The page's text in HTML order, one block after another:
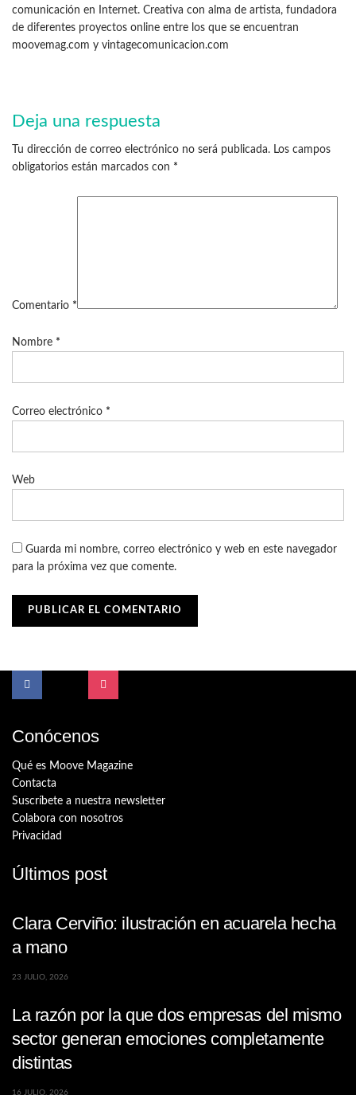
comunicación en Internet. Creativa con alma de artista, fundadora
de diferentes proyectos online entre los que se encuentran
moovemag.com y vintagecomunicacion.com
Deja una respuesta
Tu dirección de correo electrónico no será publicada. Los campos
obligatorios están marcados con *
Comentario *
Nombre *
Correo electrónico *
Web
Guarda mi nombre, correo electrónico y web en este navegador
para la próxima vez que comente.
Conócenos
Qué es Moove Magazine
Contacta
Suscríbete a nuestra newsletter
Colabora con nosotros
Privacidad
Últimos post
Clara Cerviño: ilustración en acuarela hecha
a mano
23 JULIO, 2026
La razón por la que dos empresas del mismo
sector generan emociones completamente
distintas
16 JULIO, 2026